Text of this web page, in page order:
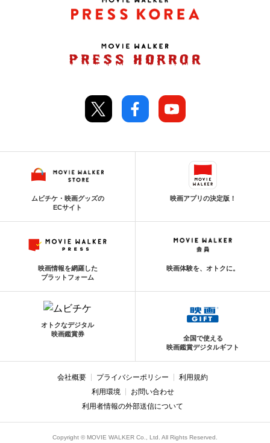
ムビチケ・映画グッズの
ECサイト
映画アプリの決定版！
映画情報を網羅した
プラットフォーム
映画体験を、オトクに。
オトクなデジタル
映画鑑賞券
全国で使える
映画鑑賞デジタルギフト
会社概要 プライバシーポリシー
利用規約
利用環境
お問い合わせ
利用者情報の外部送信について
Copyright © MOVIE WALKER Co., Ltd. All Rights Reserved.